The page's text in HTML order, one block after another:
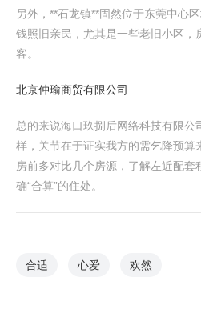
另外，**石龙镇**固然位于东莞中心
钱照旧亲民，尤其是一些老旧小区，
客。
北京仲瑜商贸有限公司
总的来说海口玖捌后网络科技有限公
样，关节在于证实我方的需乞降预算
房前多对比几个房源，了解左近配
确“合算”的住处。
合适 心爱 欢然